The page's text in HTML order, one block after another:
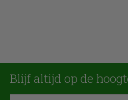
Blijf altijd op de